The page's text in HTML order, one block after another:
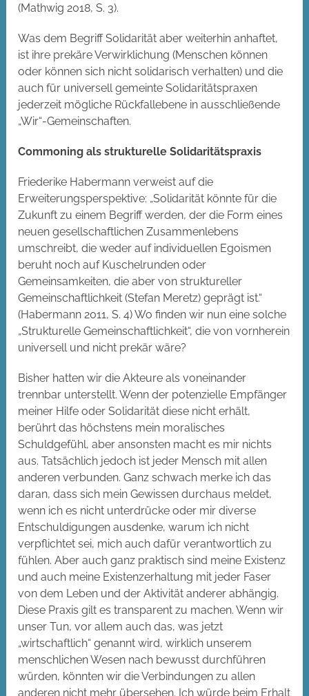
(Mathwig 2018, S. 3).
Was dem Begriff Solidarität aber weiterhin anhaftet,
ist ihre prekäre Verwirklichung (Menschen können
oder können sich nicht solidarisch verhalten) und die
auch für universell gemeinte Solidaritätspraxen
jederzeit mögliche Rückfallebene in ausschließende
„Wir“-Gemeinschaften.
Commoning als strukturelle Solidaritätspraxis
Friederike Habermann verweist auf die
Erweiterungsperspektive: „Solidarität könnte für die
Zukunft zu einem Begriff werden, der die Form eines
neuen gesellschaftlichen Zusammenlebens
umschreibt, die weder auf individuellen Egoismen
beruht noch auf Kuschelrunden oder
Gemeinsamkeiten, die aber von struktureller
Gemeinschaftlichkeit (Stefan Meretz) geprägt ist.“
(Habermann 2011, S. 4) Wo finden wir nun eine solche
„Strukturelle Gemeinschaftlichkeit“, die von vornherein
universell und nicht prekär wäre?
Bisher hatten wir die Akteure als voneinander
trennbar unterstellt. Wenn der potenzielle Empfänger
meiner Hilfe oder Solidarität diese nicht erhält,
berührt das höchstens mein moralisches
Schuldgefühl, aber ansonsten macht es mir nichts
aus. Tatsächlich jedoch ist jeder Mensch mit allen
anderen verbunden. Ganz schwach merke ich das
daran, dass sich mein Gewissen durchaus meldet,
wenn ich es nicht unterdrücke oder mir diverse
Entschuldigungen ausdenke, warum ich nicht
verpflichtet sei, mich auch dafür verantwortlich zu
fühlen. Aber auch ganz praktisch sind meine Existenz
und auch meine Existenzerhaltung mit jeder Faser
von dem Leben und der Aktivität anderer abhängig.
Diese Praxis gilt es transparent zu machen. Wenn wir
unser Tun, vor allem auch das, was jetzt
„wirtschaftlich“ genannt wird, wirklich unserem
menschlichen Wesen nach bewusst durchführen
würden, könnten wir die Verbindungen zu allen
anderen nicht mehr übersehen. Ich würde beim Erhalt